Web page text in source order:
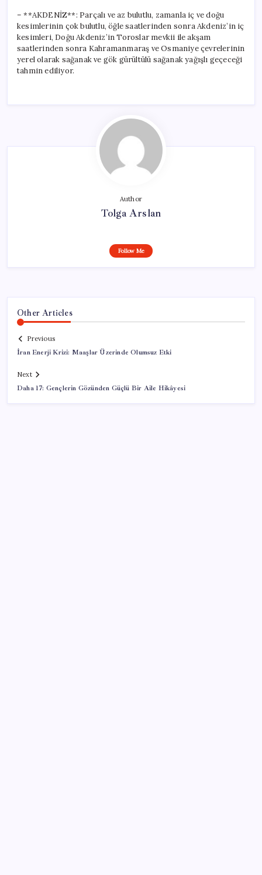
– **AKDENİZ**: Parçalı ve az bulutlu, zamanla iç ve doğu
kesimlerinin çok bulutlu, öğle saatlerinden sonra Akdeniz’in iç
kesimleri, Doğu Akdeniz’in Toroslar mevkii ile akşam
saatlerinden sonra Kahramanmaraş ve Osmaniye çevrelerinin
yerel olarak sağanak ve gök gürültülü sağanak yağışlı geçeceği
tahmin ediliyor.
Author
Tolga Arslan
Follow Me
Other Articles
Previous
İran Enerji Krizi: Maaşlar Üzerinde Olumsuz Etki
Next
Daha 17: Gençlerin Gözünden Güçlü Bir Aile Hikâyesi